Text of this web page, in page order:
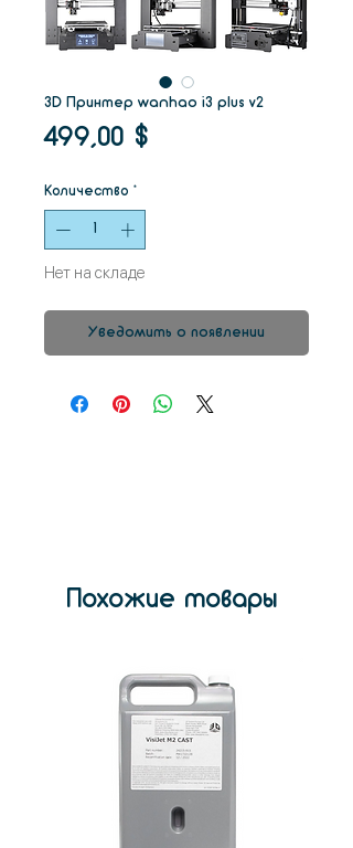
3D Принтер wanhao i3 plus v2
499,00 $Цена
Количество *
Нет на складе
Уведомить о появлении
Похожие товары